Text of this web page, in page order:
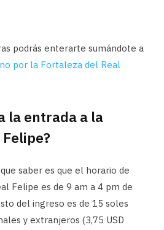
podrás enterarte sumándote a
por la Fortaleza del Real
la entrada a la
saber es que el horario de
Felipe es de 9 am a 4 pm de
del ingreso es de 15 soles
y extranjeros (3,75 USD